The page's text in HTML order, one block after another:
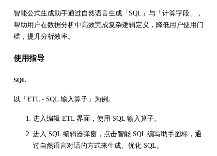
智能公式生成助手通过自然语言生成「SQL」与「计算字段」，
帮助用户在数据分析中高效完成复杂逻辑定义，降低用户使用门
槛，提升分析效率。
使用指导
SQL
以「ETL - SQL 输入算子」为例。
进入编辑 ETL 界面，使用 SQL 输入算子。
进入 SQL 编辑器弹窗，点击智能 SQL 编写助手图标，通
过自然语言对话的方式来生成、优化 SQL。